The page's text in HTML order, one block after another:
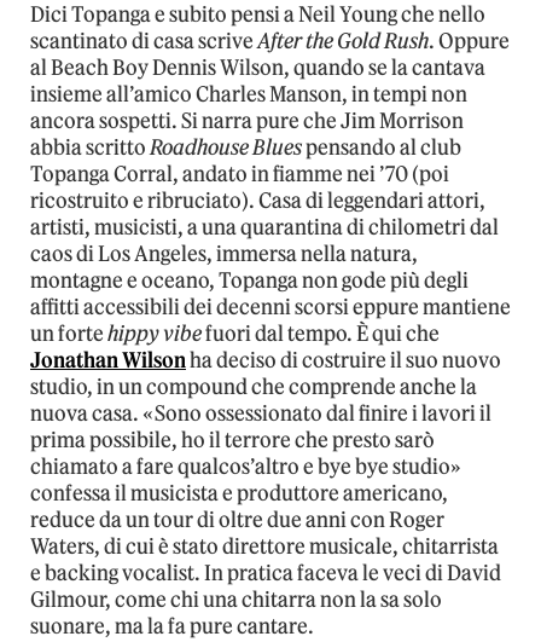
Dici Topanga e subito pensi a Neil Young che nello
scantinato di casa scriveAfter the Gold Rush. Oppure
al Beach Boy Dennis Wilson, quando se la cantava
insieme all’amico Charles Manson, in tempi non
ancora sospetti. Si narra pure che Jim Morrison
abbia scrittoRoadhouse Bluespensando al club
Topanga Corral, andato in fiamme nei ’70 (poi
ricostruito e ribruciato). Casa di leggendari attori,
artisti, musicisti, a una quarantina di chilometri dal
caos di Los Angeles, immersa nella natura,
montagne e oceano, Topanga non gode più degli
affitti accessibili dei decenni scorsi eppure mantiene
un fortehippy vibefuori dal tempo. È qui che
Jonathan Wilsonha deciso di costruire il suo nuovo
studio, in un compound che comprende anche la
nuova casa. «Sono ossessionato dal finire i lavori il
prima possibile, ho il terrore che presto sarò
chiamato a fare qualcos’altro e bye bye studio»
confessa il musicista e produttore americano,
reduce da un tour di oltre due anni con Roger
Waters, di cui è stato direttore musicale, chitarrista
e backing vocalist. In pratica faceva le veci di David
Gilmour, come chi una chitarra non la sa solo
suonare, ma la fa pure cantare.